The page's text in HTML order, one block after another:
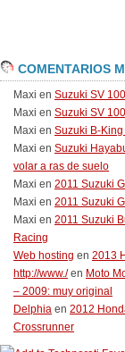
COMENTARIOS
Maxi en Suzuki SV
Maxi en Suzuki SV
Maxi en Suzuki B-
Maxi en Suzuki
volar a ras de suelo
Maxi en 2011 Suzuki
Maxi en 2011 Suzuki
Maxi en 2011 Suzuki
Racing
Web hosting en 2013
http://www./en Moto
– 2009: muy original
Delphia en 2012
Crossrunner